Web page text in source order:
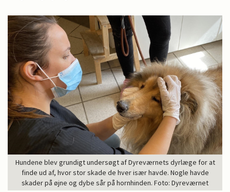
Hundene blev grundigt undersøgt af Dyreværnets dyrlæge for at
finde ud af, hvor stor skade de hver især havde. Nogle havde
skader på øjne og dybe sår på hornhinden. Foto: Dyreværnet